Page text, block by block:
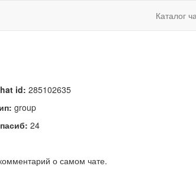
Каталог
id: 285102635
group
24
о самом чате.